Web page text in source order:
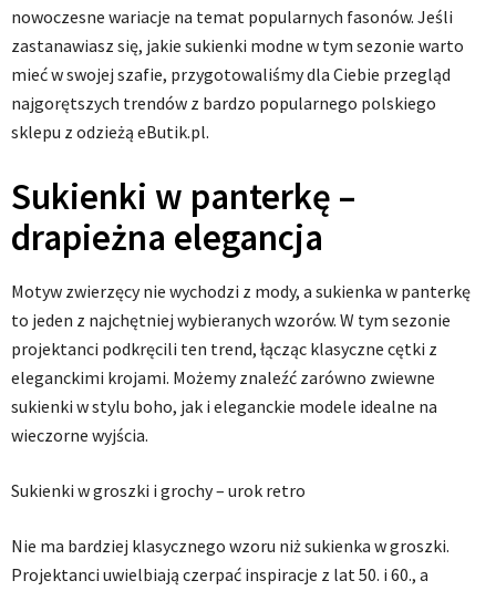
nowoczesne wariacje na temat popularnych fasonów. Jeśli
zastanawiasz się, jakie sukienki modne w tym sezonie warto
mieć w swojej szafie, przygotowaliśmy dla Ciebie przegląd
najgorętszych trendów z bardzo popularnego polskiego
sklepu z odzieżą eButik.pl.
Sukienki w panterkę –
drapieżna elegancja
Motyw zwierzęcy nie wychodzi z mody, a sukienka w panterkę
to jeden z najchętniej wybieranych wzorów. W tym sezonie
projektanci podkręcili ten trend, łącząc klasyczne cętki z
eleganckimi krojami. Możemy znaleźć zarówno zwiewne
sukienki w stylu boho, jak i eleganckie modele idealne na
wieczorne wyjścia.
Sukienki w groszki i grochy – urok retro
Nie ma bardziej klasycznego wzoru niż sukienka w groszki.
Projektanci uwielbiają czerpać inspiracje z lat 50. i 60., a